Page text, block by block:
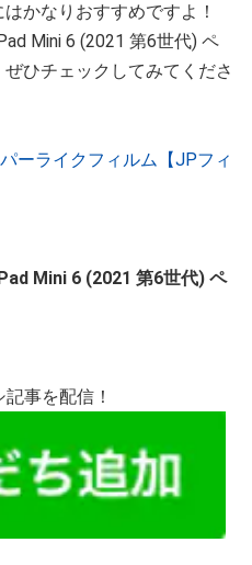
かなりおすすめですよ！
Mini 6 (2021 第6世代) ペ
ひチェックしてみてくださ
ーライクフィルム【JPフィ
Mini 6 (2021 第6世代) ペ
事を配信！